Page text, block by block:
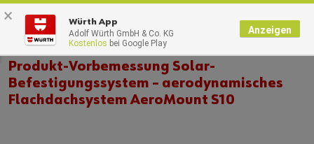
Produkt-Vorbemessung Solar-
Befestigungssystem – aerodynamisches
Flachdachsystem AeroMount S10
× Würth App
Adolf Würth GmbH & Co. KG
Kostenlos bei Google Play
Anzeigen